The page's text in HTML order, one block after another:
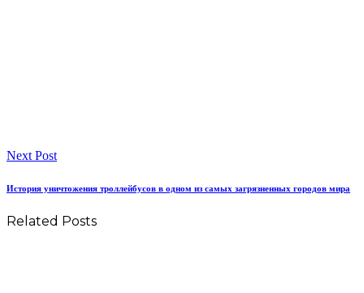
Next Post
История уничтожения троллейбусов в одном из самых загрязненных городов мира
Related Posts